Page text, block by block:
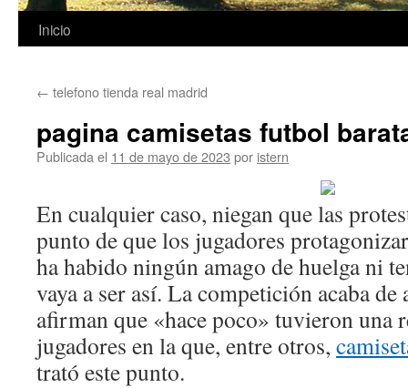
Saltar
contenido
Inicio
← telefono tienda real madrid
pagina camisetas futbol
Publicada el 11 de mayo de 2023 por istern
En cualquier caso, niegan que las
punto de que los jugadores
ha habido ningún amago de huelga ni
vaya a ser así. La competición acaba
afirman que «hace poco» tuvieron una
jugadores en la que, entre otros,
trató este punto.